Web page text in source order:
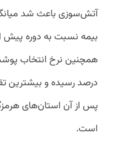
آتش‌سوزی باعث شد
بیمه نسبت به دوره پیش
درصد رسیده و بیشترین
پس از آن استان‌های
است.